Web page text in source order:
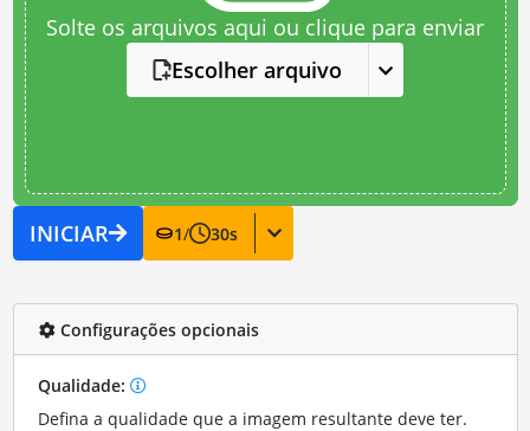
Solte os arquivos aqui ou clique para enviar
Escolher arquivo
INICIAR 1/ 30s
Configurações opcionais
Qualidade:
Defina a qualidade que a imagem resultante deve ter.